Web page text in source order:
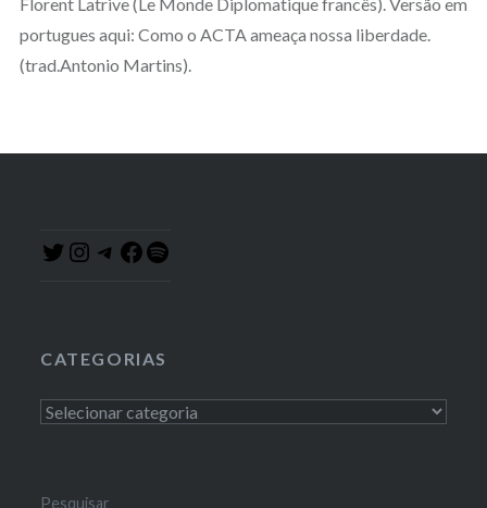
portugues aqui: Como o ACTA ameaça nossa liberdade.
(trad.Antonio Martins).
TwitterInstagram
TelegramFacebook
CATEGORIAS
Categorias
Pesquisar